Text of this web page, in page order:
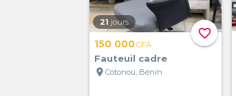
favorite_border
21 jours
150 000CFA
Fauteuil cadre
location_on Cotonou, Bénin